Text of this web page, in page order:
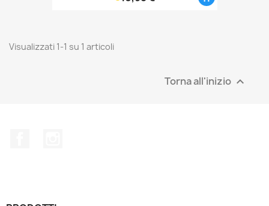
Visualizzati 1-1 su 1 articoli
Torna all'inizio 